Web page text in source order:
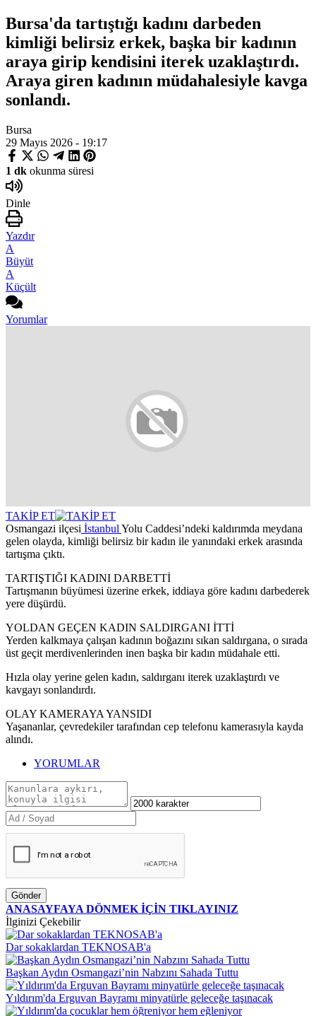
Bursa'da tartıştığı kadını darbeden
kimliği belirsiz erkek, başka bir kadının
araya girip kendisini iterek uzaklaştırdı.
Araya giren kadının müdahalesiyle kavga
sonlandı.
Bursa
29 Mayıs 2026 - 19:17
1 dk okunma süresi
Dinle
Yazdır
A
Büyüt
A
Küçült
Yorumlar
TAKİP ET
Osmangazi ilçesi İstanbul Yolu Caddesi’ndeki kaldırımda meydana
gelen olayda, kimliği belirsiz bir kadın ile yanındaki erkek arasında
tartışma çıktı.
TARTIŞTIĞI KADINI DARBETTİ
Tartışmanın büyümesi üzerine erkek, iddiaya göre kadını darbederek
yere düşürdü.
YOLDAN GEÇEN KADIN SALDIRGANI İTTİ
Yerden kalkmaya çalışan kadının boğazını sıkan saldırgana, o sırada
üst geçit merdivenlerinden inen başka bir kadın müdahale etti.
Hızla olay yerine gelen kadın, saldırganı iterek uzaklaştırdı ve
kavgayı sonlandırdı.
OLAY KAMERAYA YANSIDI
Yaşananlar, çevredekiler tarafından cep telefonu kamerasıyla kayda
alındı.
YORUMLAR
Gönder
ANASAYFAYA DÖNMEK İÇİN TIKLAYINIZ
İlginizi Çekebilir
Dar sokaklardan TEKNOSAB'a
Başkan Aydın Osmangazi’nin Nabzını Sahada Tuttu
Yıldırım'da Erguvan Bayramı minyatürle geleceğe taşınacak